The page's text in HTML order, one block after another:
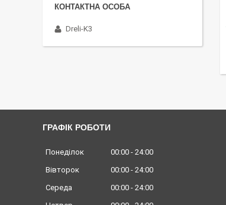
Dreli-K3
ГРАФІК РОБОТИ
Понеділок 00:00
24:00
Вівторок
00:00
24:00
Середа
00:00
24:00